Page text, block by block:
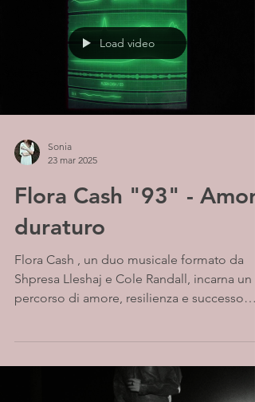
Load video
Sonia
23 mar 2025
Flora Cash "93" - Amore
duraturo
Flora Cash , un duo musicale formato da
Shpresa Lleshaj e Cole Randall, incarna un
percorso di amore, resilienza e successo